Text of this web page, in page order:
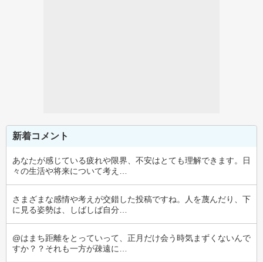
新着コメント
あなたが感じている疲れや限界、不安はとても理解できます。日
々の生活や将来について考え…
さまざまな感情や考えが交錯した投稿ですね。人を蔑んだり、下
に見る姿勢は、しばしば自分…
@はまち距離をとっていって、正月だけ会う時気まずくないんで
すか？？それも一方が疎遠に…